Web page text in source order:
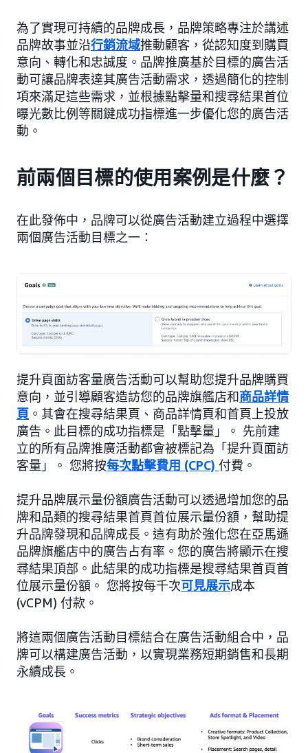
為了實現可持續的品牌成長，品牌策略專注於講述
品牌故事並沿行銷流域推動顧客，從認知度到購買
意向、轉化和忠誠度。品牌推廣基於目標的廣告活
動可讓品牌表達其廣告活動需求，透過簡化的控制
項來滿足這些需求，並根據點擊量和搜尋結果首位
曝光數比例等關鍵成功指標進一步優化您的廣告活
動。
前兩個目標的使用案例是什麼？
在此發佈中，品牌可以從廣告活動建立過程中選擇
兩個廣告活動目標之一：
提升頁面訪客量廣告活動可以幫助您提升品牌購買
意向，並引導顧客造訪您的品牌旗艦店和商品詳情
頁 。其會在搜尋結果頁、商品詳情頁和首頁上投放
廣告。此目標的成功指標是「點擊量」。 先前建
立的所有品牌推廣活動都會被標記為「提升頁面訪
客量」。 您將按每次點擊費用 (CPC) 付費。
提升品牌展示量份額廣告活動可以透過增加您的品
牌和品類的搜尋結果首頁首位展示量份額，幫助提
升品牌發現和品牌成長。這有助於強化您在亞馬遜
品牌旗艦店中的廣告占有率。您的廣告將顯示在搜
尋結果頂部。此結果的成功指標是搜尋結果首頁首
位展示量份額。 您將按每千次可見展示成本
(vCPM) 付款。
將這兩個廣告活動目標結合在廣告活動組合中，品
牌可以構建廣告活動，以實現業務短期銷售和長期
永續成長。